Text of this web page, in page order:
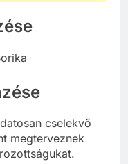
cselekvő
megterveznek